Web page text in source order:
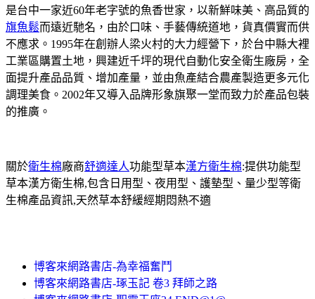
是台中一家近60年老字號的魚香世家，以新鮮味美、高品質的
旗魚鬆而遠近馳名，由於口味、手藝傳統道地，貨真價實而供
不應求。1995年在創辦人梁火村的大力經營下，於台中縣大裡
工業區購置土地，興建近千坪的現代自動化安全衛生廠房，全
面提升產品品質、增加產量，並由魚產結合農產製造更多元化
調理美食。2002年又導入品牌形象旗聚一堂而致力於產品包裝
的推廣。
關於衛生棉廠商舒適達人功能型草本漢方衛生棉:提供功能型
草本漢方衛生棉,包含日用型、夜用型、護墊型、量少型等衛
生棉產品資訊,天然草本舒緩經期悶熱不適
博客來網路書店-為幸福奮鬥
博客來網路書店-琢玉記 卷3 拜師之路